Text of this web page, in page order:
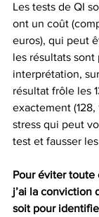
Les tests de QI
ont un coût
euros), qui peut
les résultats sont
interprétation,
résultat frôle les
exactement (128,
stress qui peut
test et fausser
Pour éviter toute
j’ai la conviction
soit pour